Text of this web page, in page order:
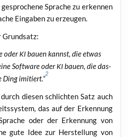
Spra­che zu erken­nen
Ein­ga­ben zu erzeugen.
oderKIbau­en kannst, die etwas
Soft­ware oderKIbau­en, die das­
Ding imi­tiert.“
2
die­sen schlich­ten Satz auch
das auf der Erken­nung
oder der Erken­nung von
gute Idee zur Her­stel­lung von